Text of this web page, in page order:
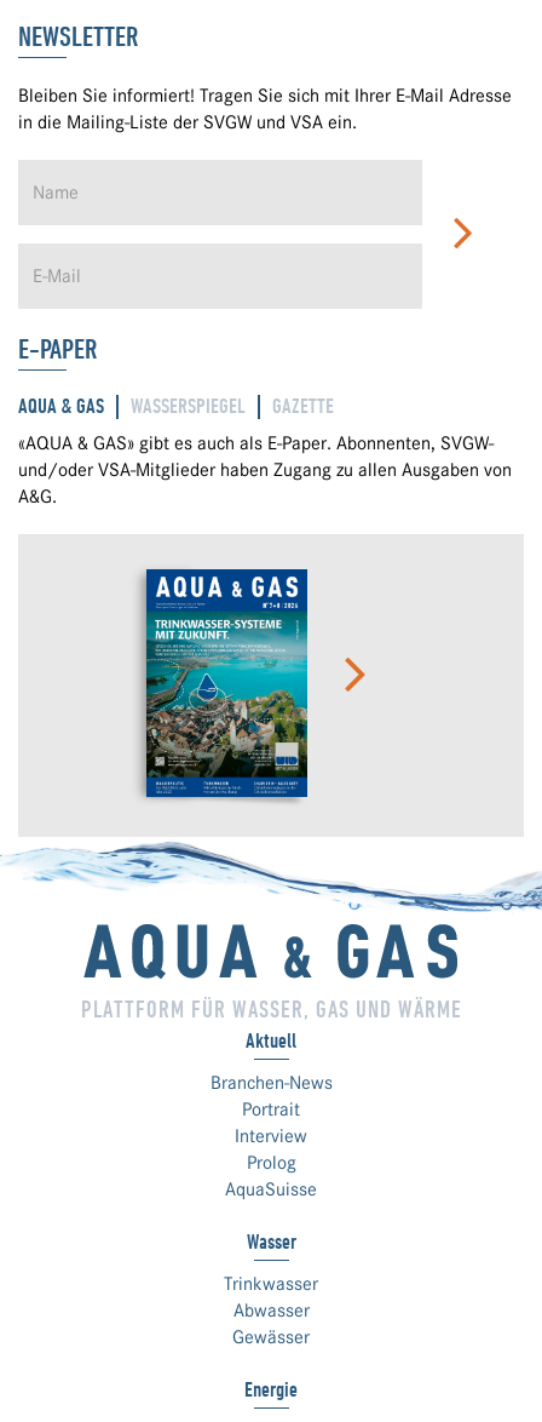
NEWSLETTER
Bleiben Sie informiert! Tragen Sie sich mit Ihrer E-Mail Adresse
in die Mailing-Liste der SVGW und VSA ein.
E-PAPER
AQUA & GAS WASSERSPIEGEL GAZETTE
«AQUA & GAS» gibt es auch als E-Paper. Abonnenten, SVGW-
und/oder VSA-Mitglieder haben Zugang zu allen Ausgaben von
A&G.
PLATTFORM FÜR WASSER, GAS UND WÄRME
Aktuell
Branchen-News
Portrait
Interview
Prolog
AquaSuisse
Wasser
Trinkwasser
Abwasser
Gewässer
Energie